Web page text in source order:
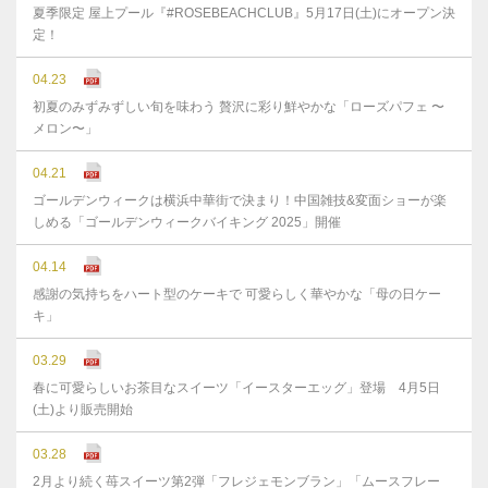
夏季限定 屋上プール『#ROSEBEACHCLUB』5月17日(土)にオープン決
定！
04.23
初夏のみずみずしい旬を味わう 贅沢に彩り鮮やかな「ローズパフェ 〜
メロン〜」
04.21
ゴールデンウィークは横浜中華街で決まり！中国雑技&変面ショーが楽
しめる「ゴールデンウィークバイキング 2025」開催
04.14
感謝の気持ちをハート型のケーキで 可愛らしく華やかな「母の日ケー
キ」
03.29
春に可愛らしいお茶目なスイーツ「イースターエッグ」登場 4月5日
(土)より販売開始
03.28
2月より続く苺スイーツ第2弾「フレジェモンブラン」「ムースフレー